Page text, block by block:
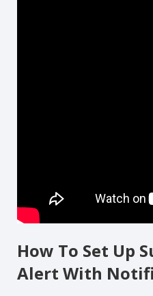
How To Set Up
Alert With